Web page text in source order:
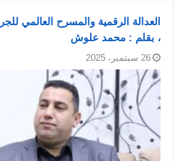
العدالة الرقمية والمسرح العالمي
، بقلم : محمد علوش
26 سبتمبر، 2025